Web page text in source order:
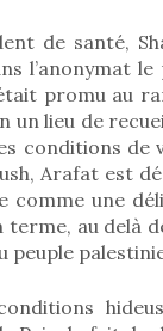
de santé,
l’anonymat
promu au
lieu de
conditions
Arafat est
comme une
au delà
peuple